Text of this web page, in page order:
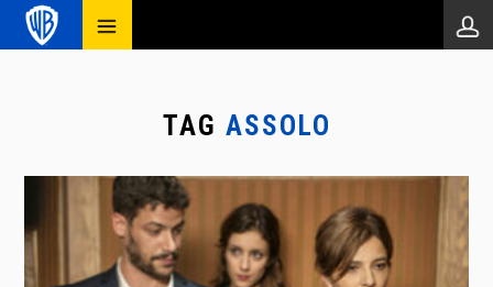
TAG ASSOLO